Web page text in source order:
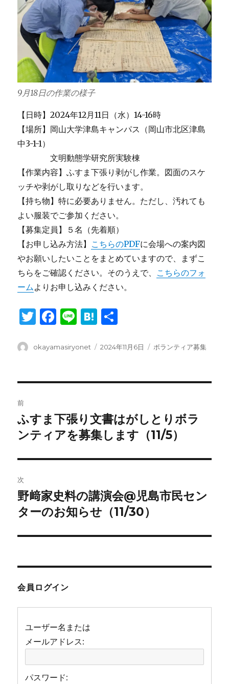
9月18日の作業の様子
【日時】2024年12月11日（水）14-16時
【場所】岡山大学津島キャンパス（岡山市北区津島
中3-1-1）
文明動態学研究所実験棟
【作業内容】ふすま下張り剥がし作業。図面のスケ
ッチや剥がし取りなどを行います。
【持ち物】特に必要ありません。ただし、汚れても
よい服装でご参加ください。
【募集定員】５名（先着順）
【お申し込み方法】 こちらのPDFに会場への案内図
やお願いしたいことをまとめていますので、まずこ
ちらをご確認ください。そのうえで、 こちらのフォ
ームよりお申し込みください。
T
it
r
F
c
b
o
k
Li
e
H
e
a
投
okayamasiryonet
投
2024年11月6日
カ
ボランティア募集
稿
ナ
ビ
ゲ
ー
シ
ン
前
前
の
稿:
ふすま下張り文書はがしとりボラ
ンティアを募集します（11/5）
次
次
の
稿:
野﨑家史料の講演会@児島市民セン
ターのお知らせ（11/30）
会員ログイン
ユーザー名または
メールアドレス:
パスワード: